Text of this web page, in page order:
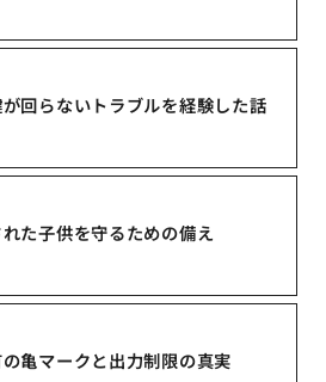
回らないトラブルを経験した話
た子供を守るための備え
亀マークと出力制限の真実